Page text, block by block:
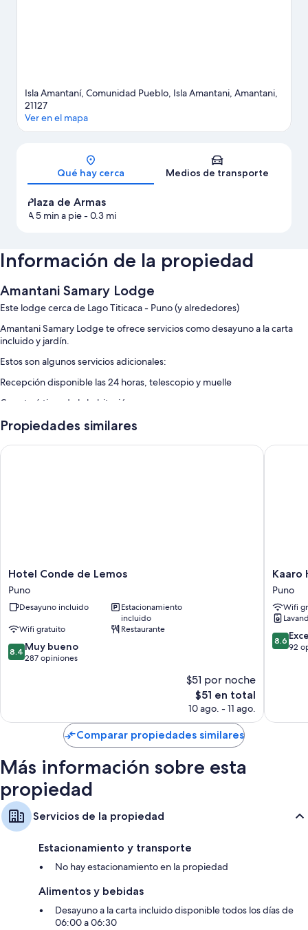
Isla Amantaní, Comunidad Pueblo, Isla Amantani, Amantani,
21127
Ver en el mapa
Qué hay cerca Medios de transporte
Plaza de Armas
A 5 min a pie- 0.3 mi
Información de la propiedad
Amantani Samary Lodge
Este lodge cerca de Lago Titicaca - Puno (y alrededores)
Amantani Samary Lodge te ofrece servicios como desayuno a la carta
incluido y jardín.
Estos son algunos servicios adicionales:
Recepción disponible las 24 horas, telescopio y muelle
Características de la habitación
Todas las habitaciones cuentan con decoración personalizada y tienen
amenidades que incluyen espacio para trabajar con laptop y área de
descanso independiente, además de algunos detalles adicionales,
Propiedades similares
Hotel
Conde
de
Lemos
Hotel Conde de Lemos
Puno
Desayuno incluido
Estacionamiento
incluido
Wifi gratuito
Restaurante
8.4
de
opiniones
8.4 Muy bueno
287 opiniones
$51 por noche
El
precio
es
$51 en total
10 ago. - 11 ago.
Hotel Conde de Lemos
Kaaro
Hotel
Puno
Puno
Kaaro
Puno
Wifi
8.6
de
8.6
92
Kaaro
Comparar propiedades similares
Más información sobre esta
propiedad
Servicios de la propiedad
Estacionamiento y transporte
No hay estacionamiento en la propiedad
Alimentos y bebidas
Desayuno a la carta incluido disponible todos los días de
06:00 a 06:30